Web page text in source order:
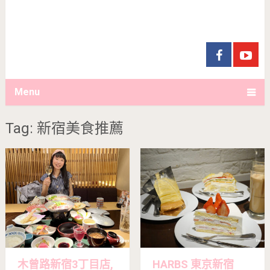
Menu
Tag: 新宿美食推薦
木曾路新宿3丁目店, HARBS 東京新宿